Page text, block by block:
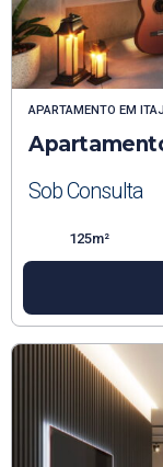
APARTAMENTO EM
Sob Consulta
125m²